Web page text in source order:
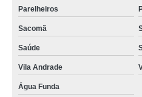
oxigenoterapia alto fluxo agendar
clínica que faz oxigenoterapia de alto
clínica que faz traqueostomia
oxigenoterapia para tratamento de
traqueostomia oxigenoterapia agendar
Parelheiros
Sacomã
Saúde
Vila Andrade
Água Funda